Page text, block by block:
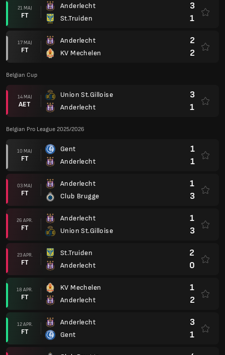
21 MAJ
FT
Anderlecht
St.Truiden
3
1
17 MAJ
FT
Anderlecht
KV Mechelen
2
2
Belgian Cup
14 MAJ
AET
Union St.Gilloise
Anderlecht
3
1
Belgian Pro League 2025/2026
10 MAJ
FT
Gent
Anderlecht
1
1
03 MAJ
FT
Anderlecht
Club Brugge
1
3
26 APR.
FT
Anderlecht
Union St.Gilloise
1
3
23 APR.
FT
St.Truiden
Anderlecht
2
0
18 APR.
FT
KV Mechelen
Anderlecht
1
2
12 APR.
FT
Anderlecht
Gent
3
1